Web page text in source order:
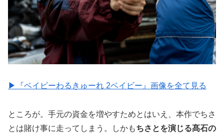
▶︎『ベイビーわるきゅーれ 2ベイビー』画像を全て見る
ところが。手元の資金を増やすためとはいえ、本作でちさ
とは賭け事に走ってしまう。しかもちさとを演じる髙石の